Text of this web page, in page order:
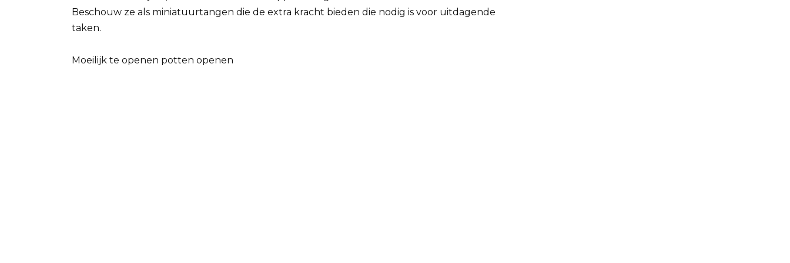
Beschouw ze als miniatuurtangen die de extra kracht bieden die nodig is voor uitdagende
taken.
Moeilijk te openen potten openen